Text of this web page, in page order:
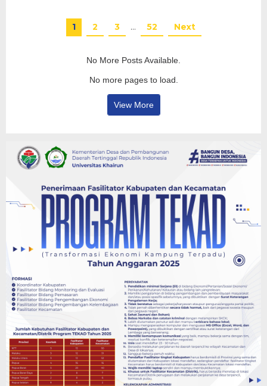
1 2 3 … 52 Next
No More Posts Available.
No more pages to load.
View More